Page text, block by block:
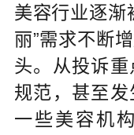
美容行业逐渐
丽”需求不断
头。从投诉
规范，甚至发
一些美容机